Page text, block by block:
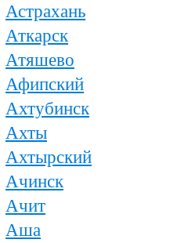
Астрахань
Аткарск
Атяшево
Афипский
Ахтубинск
Ахты
Ахтырский
Ачинск
Ачит
Аша